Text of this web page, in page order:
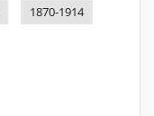
1870-1914